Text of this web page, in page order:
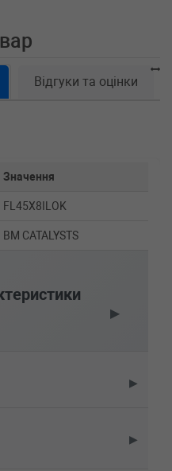
Відгуки та оцінки
Значення
FL45X8ILOK
BM CATALYSTS
▶
▶
▶